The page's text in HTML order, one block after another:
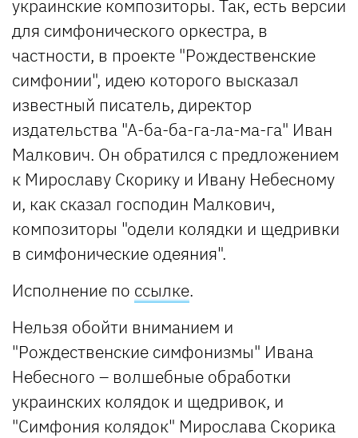
украинские композиторы. Так, есть версии
для симфонического оркестра, в
частности, в проекте "Рождественские
симфонии", идею которого высказал
известный писатель, директор
издательства "А-ба-ба-га-ла-ма-га" Иван
Малкович. Он обратился с предложением
к Мирославу Скорику и Ивану Небесному
и, как сказал господин Малкович,
композиторы "одели колядки и щедривки
в симфонические одеяния".
Исполнение по ссылке.
Нельзя обойти вниманием и
"Рождественские симфонизмы" Ивана
Небесного – волшебные обработки
украинских колядок и щедривок, и
"Симфония колядок" Мирослава Скорика